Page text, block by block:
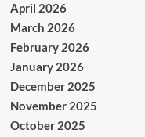
April 2026
March 2026
February 2026
January 2026
December 2025
November 2025
October 2025